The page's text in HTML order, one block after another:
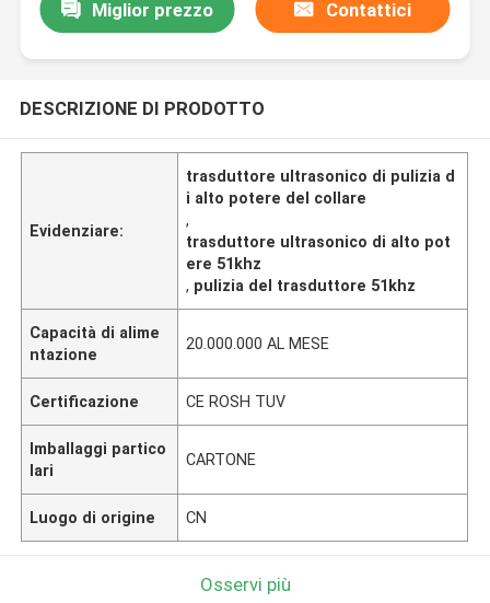
Miglior prezzo Contattici
DESCRIZIONE DI PRODOTTO
Evidenziare:
trasduttore ultrasonico di pulizia d
i alto potere del collare
,
trasduttore ultrasonico di alto pot
ere 51khz
, pulizia del trasduttore 51khz
Capacità di alime
ntazione
20.000.000 AL MESE
Certificazione CE ROSH TUV
Imballaggi partico
lari
CARTONE
Luogo di origine CN
Osservi più